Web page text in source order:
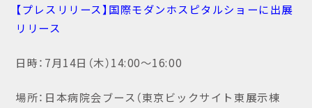
【プレスリリース】国際モダンホスピタルショーに出展
リリース
日時：7月14日（木）14:00～16:00
場所：日本病院会ブース（東京ビックサイト東展示棟